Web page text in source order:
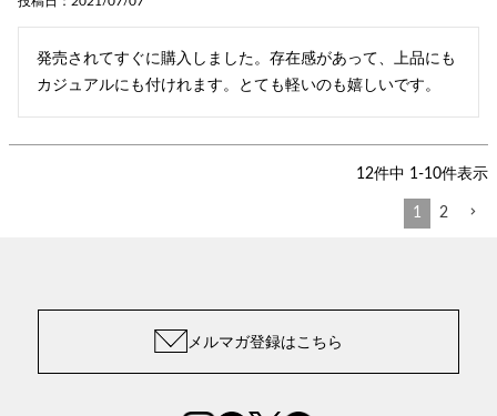
発売されてすぐに購入しました。存在感があって、上品にも
カジュアルにも付けれます。とても軽いのも嬉しいです。
12件中 1-10件表示
1 2
メルマガ登録はこちら